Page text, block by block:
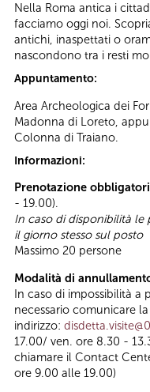
Nella Roma antica i
facciamo oggi noi.
antichi, inaspettati o
nascondono tra i resti
Appuntamento:
Area Archeologica dei
Madonna di Loreto,
Colonna di Traiano.
Informazioni:
Prenotazione
- 19.00).
In caso di disponibilità le
il giorno stesso sul posto
Massimo 20 persone
Modalità di
In caso di impossibilità a
necessario comunicare
indirizzo:
17.00/ ven. ore 8.30 -
chiamare il Contact
ore 9.00 alle 19.00)